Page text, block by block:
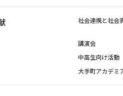
社会連携と社会
講演会
中高生向け活動
大手町アカデミ